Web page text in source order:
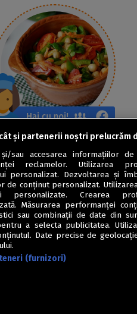
și partenerii noștri prelucrăm
și/sau accesarea informațiilor
reclamelor. Utilizarea
personalizat. Dezvoltarea și
de conținut personalizat.
personalizate. Crearea
Măsurarea performanței
sau combinații de date din
a selecta publicitatea.
Date precise de
(furnizori)